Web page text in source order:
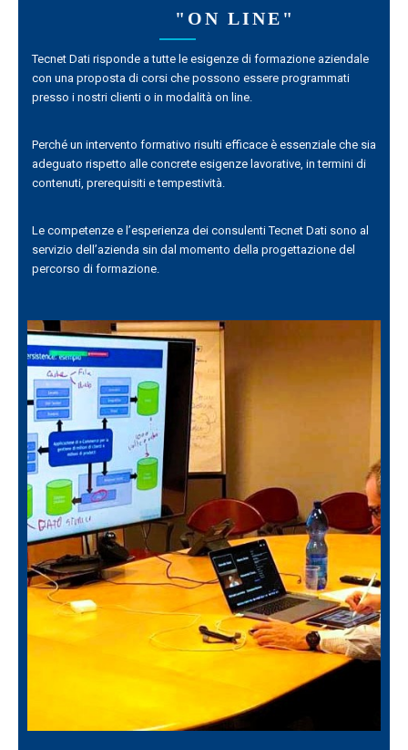
"ON LINE"
Tecnet Dati risponde a tutte le esigenze di formazione aziendale
con una proposta di corsi che possono essere programmati
presso i nostri clienti o in modalità on line.
Perché un intervento formativo risulti efficace è essenziale che sia
adeguato rispetto alle concrete esigenze lavorative, in termini di
contenuti, prerequisiti e tempestività.
Le competenze e l’esperienza dei consulenti Tecnet Dati sono al
servizio dell’azienda sin dal momento della progettazione del
percorso di formazione.